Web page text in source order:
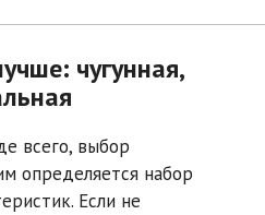
чугунная,
всего, выбор
определяется набор
Если не